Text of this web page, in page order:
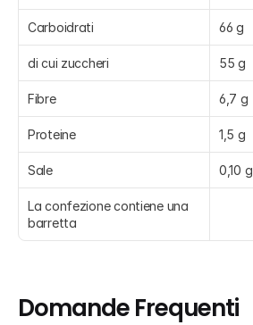
Carboidrati 66 g
di cui zuccheri 55 g
Fibre 6,7 g
Proteine 1,5 g
Sale 0,10 g
La confezione contiene una
barretta
Domande Frequenti